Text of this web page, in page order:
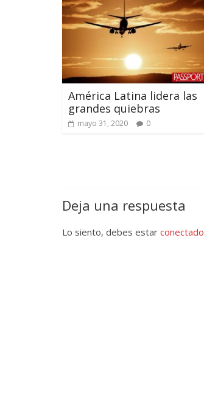
América Latina lidera las
grandes quiebras
mayo 31, 2020 0
Deja una respuesta
Lo siento, debes estar conectado